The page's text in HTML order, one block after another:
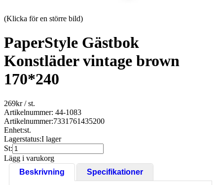
(Klicka för en större bild)
PaperStyle Gästbok
Konstläder vintage brown
170*240
269kr/ st.
Artikelnummer: 44-1083
Artikelnummer:7331761435200
Enhet:st.
Lagerstatus:I lager
St:
Lägg i varukorg
Beskrivning
Specifikationer